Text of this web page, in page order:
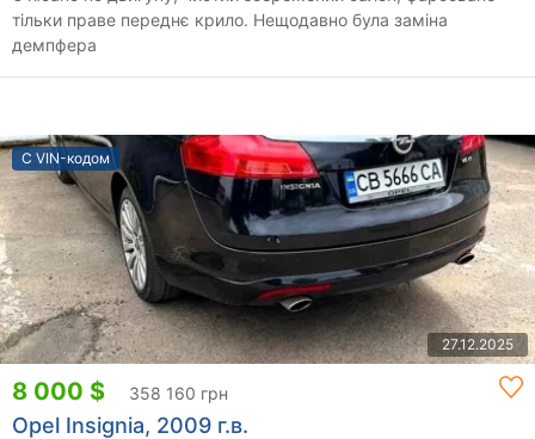
тільки праве переднє крило. Нещодавно була заміна
демпфера
С VIN-кодом
27.12.2025
8 000 $ 358 160 грн
Opel Insignia, 2009 г.в.